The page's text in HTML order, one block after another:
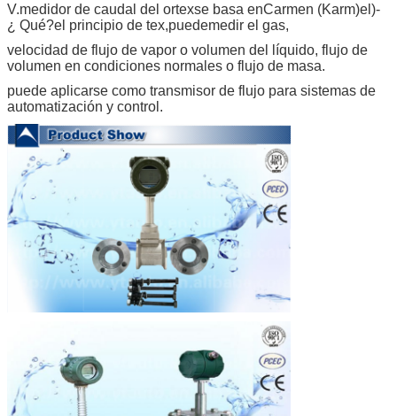
V.medidor de caudal del ortexse basa enCarmen (Karm)el)-
¿ Qué?el principio de tex,puedemedir el gas,
velocidad de flujo de vapor o volumen del líquido, flujo de
volumen en condiciones normales o flujo de masa.
puede aplicarse como transmisor de flujo para sistemas de
automatización y control.